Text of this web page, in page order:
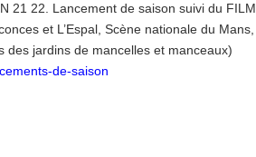
21 22. Lancement de saison suivi du FILM
et L’Espal, Scène nationale du Mans,
des jardins de mancelles et manceaux)
de-saison